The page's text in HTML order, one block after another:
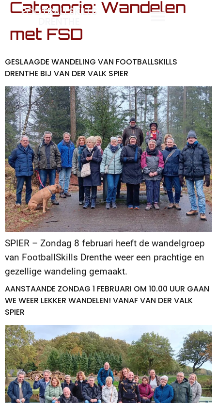
FOOTBALLSKILLS
DRENTHE
Categorie: Wandelen
met FSD
GESLAAGDE WANDELING VAN FOOTBALLSKILLS
DRENTHE BIJ VAN DER VALK SPIER
SPIER – Zondag 8 februari heeft de wandelgroep
van FootballSkills Drenthe weer een prachtige en
gezellige wandeling gemaakt.
AANSTAANDE ZONDAG 1 FEBRUARI OM 10.00 UUR GAAN
WE WEER LEKKER WANDELEN! VANAF VAN DER VALK
SPIER